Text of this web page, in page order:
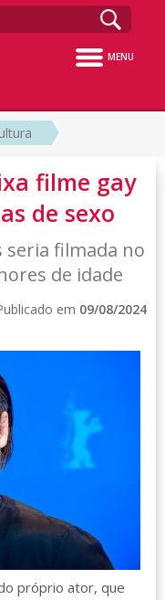
MENU
filme gay
de sexo
seria filmada no
de idade
em 09/08/2024
próprio ator, que